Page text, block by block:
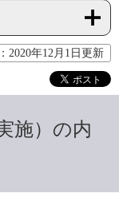
2020年12月1日更新
施）の内